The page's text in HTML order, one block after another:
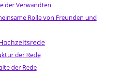
der Verwandten
Rolle von Freunden und
der Rede
der Rede